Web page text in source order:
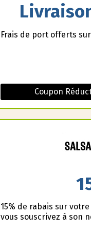
Frais de port offerts
Coupon
15% de rabais sur
vous souscrivez à son